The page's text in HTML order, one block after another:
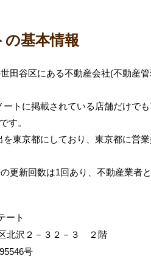
の基本情報
田谷区にある不動産会社(不動産
トに掲載されている店舗だけで
す。
東京都にしており、東京都に営
更新回数は1回あり、不動産業者
ート
北沢２－３２－３ ２階
号